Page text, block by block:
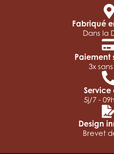
Fabriqué
Dans la
Paiement
3x
5j/7 -
Design
Brevet